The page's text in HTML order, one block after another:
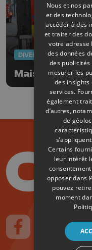
DIVERS
Maison en feu
Suivez-nous sur
Suivez-
Nous et nos
et des
accéder à des
et traiter des
votre adresse
des données
des publicités
mesurer les
des insights
services.
également
d’autres,
de
Certains
leur intérêt
opposer dans
pouvez
moment